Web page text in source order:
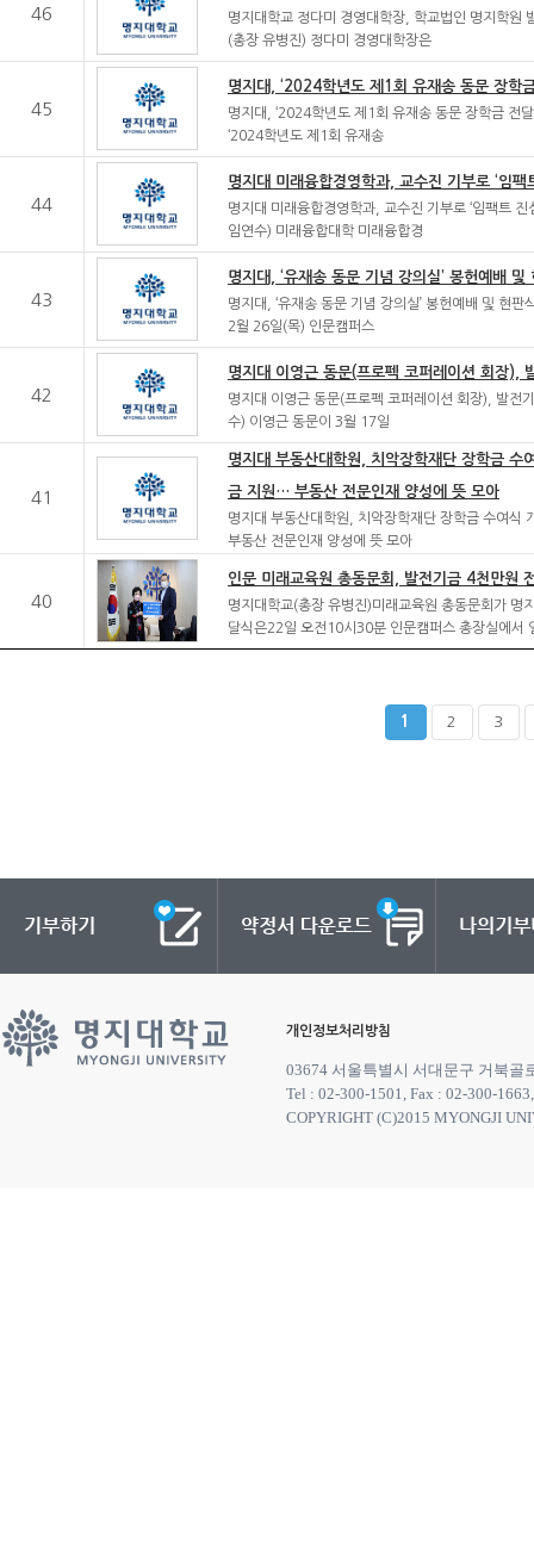
46
명지대학교 정다미 경영대학장, 학교법인 명지학원
(총장 유병진) 정다미 경영대학장은
45
명지대, ‘2024학년도 제1회 유재송 동문 장학
명지대, ‘2024학년도 제1회 유재송 동문 장학금 전
‘2024학년도 제1회 유재송
44
명지대 미래융합경영학과, 교수진 기부로 ‘임팩
명지대 미래융합경영학과, 교수진 기부로 ‘임팩트
임연수) 미래융합대학 미래융합경
43
명지대, ‘유재송 동문 기념 강의실’ 봉헌예배 및
명지대, ‘유재송 동문 기념 강의실’ 봉헌예배 및 현
2월 26일(목) 인문캠퍼스
42
명지대 이영근 동문(프로펙 코퍼레이션 회장),
명지대 이영근 동문(프로펙 코퍼레이션 회장), 발전
수) 이영근 동문이 3월 17일
41
명지대 부동산대학원, 치악장학재단 장학금 수
금 지원… 부동산 전문인재 양성에 뜻 모아
명지대 부동산대학원, 치악장학재단 장학금 수여식
부동산 전문인재 양성에 뜻 모아
40
인문 미래교육원 총동문회, 발전기금 4천만원
명지대학교(총장 유병진)미래교육원 총동문회가 명
달식은22일 오전10시30분 인문캠퍼스 총장실에서
1 2 3
개인정보처리방침
03674 서울특별시 서대문구 거북골
Tel : 02-300-1501, Fax : 02-300-
COPYRIGHT (C)2015 MYONGJI